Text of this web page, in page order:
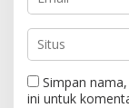
Simpan
ini untuk